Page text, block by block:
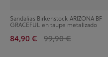
Sandalias Birkenstock ARIZONA BF
GRACEFUL en taupe metalizado
84,90 € 99,90 €